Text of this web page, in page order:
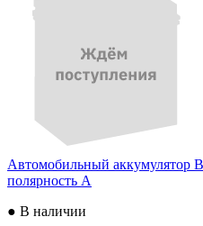
Автомобильный аккумулятор
полярность A
● В наличии